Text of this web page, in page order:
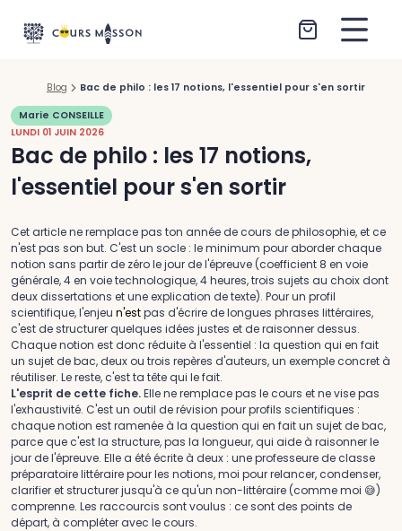
Blog Bac de philo : les 17 notions, l'essentiel pour s'en sortir
Marie CONSEILLE
LUNDI 01 JUIN 2026
Bac de philo : les 17 notions,
l'essentiel pour s'en sortir
Cet article ne remplace pas ton année de cours de philosophie, et ce
n'est pas son but. C'est un socle : le minimum pour aborder chaque
notion sans partir de zéro le jour de l'épreuve (coefficient 8 en voie
générale, 4 en voie technologique, 4 heures, trois sujets au choix dont
deux dissertations et une explication de texte). Pour un profil
scientifique, l'enjeu n'estpas d'écrire de longues phrases littéraires,
c'est de structurer quelques idées justes et de raisonner dessus.
Chaque notion est donc réduite à l'essentiel : la question qui en fait
un sujet de bac, deux ou trois repères d'auteurs, un exemple concret à
réutiliser. Le reste, c'est ta tête qui le fait.
L'esprit de cette fiche.Elle ne remplace pas le cours et ne vise pas
l'exhaustivité. C'est un outil de révision pour profils scientifiques :
chaque notion est ramenée à la question qui en fait un sujet de bac,
parce que c'est la structure, pas la longueur, qui aide à raisonner le
jour de l'épreuve. Elle a été écrite à deux : une professeure de classe
préparatoire littéraire pour les notions, moi pour relancer, condenser,
clarifier et structurer jusqu'à ce qu'un non-littéraire (comme moi 😅)
comprenne. Les raccourcis sont voulus : ce sont des points de
départ, à compléter avec le cours.